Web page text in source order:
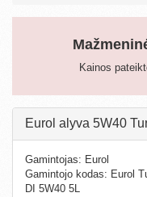
Kainos
Eurol alyva 5W40
Gamintojas: Eurol
Gamintojo kodas: Eurol
DI 5W40 5L